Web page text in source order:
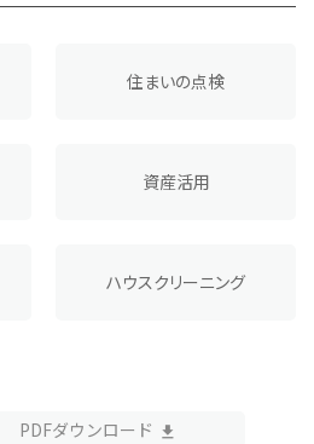
住まいの点検
資産活用
ハウスクリーニング
PDFダウンロード